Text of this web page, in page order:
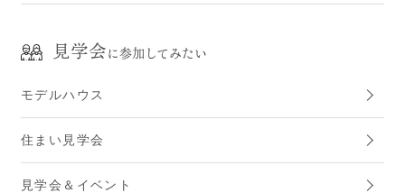
見学会に参加してみたい
モデルハウス
住まい見学会
見学会＆イベント